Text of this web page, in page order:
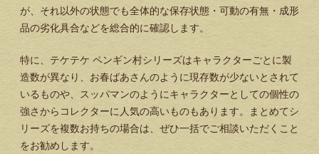
が、それ以外の状態でも全体的な保存状態・可動の有無・成形
品の劣化具合などを総合的に確認します。
特に、テケテケ ペンギン村シリーズはキャラクターごとに製
造数が異なり、お春ばあさんのように現存数が少ないとされて
いるものや、スッパマンのようにキャラクターとしての個性の
強さからコレクターに人気の高いものもあります。まとめてシ
リーズを複数お持ちの場合は、ぜひ一括でご相談いただくこと
をお勧めします。